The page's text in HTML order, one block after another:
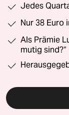
Jedes
Nur 38 Euro
Als Prämie
mutig sind?“